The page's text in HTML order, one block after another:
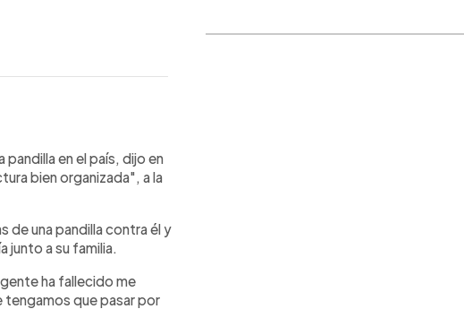
en el país, dijo en
bien organizada", a la
de una pandilla contra él y
junto a su familia.
ha fallecido me
tengamos que pasar por